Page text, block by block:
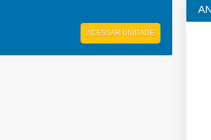
ACESSAR UNIDADE